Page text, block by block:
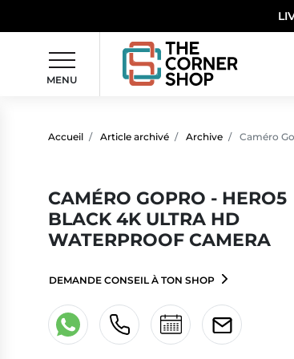
MENU
Accueil Article archivé Archive Caméro
CAMÉRO GOPRO - HERO5
BLACK 4K ULTRA HD
WATERPROOF CAMERA
DEMANDE CONSEIL À TON SHOP